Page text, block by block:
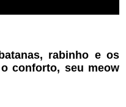
rabinho e os
conforto, seu meow